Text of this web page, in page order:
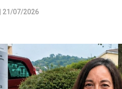
| 21/07/2026